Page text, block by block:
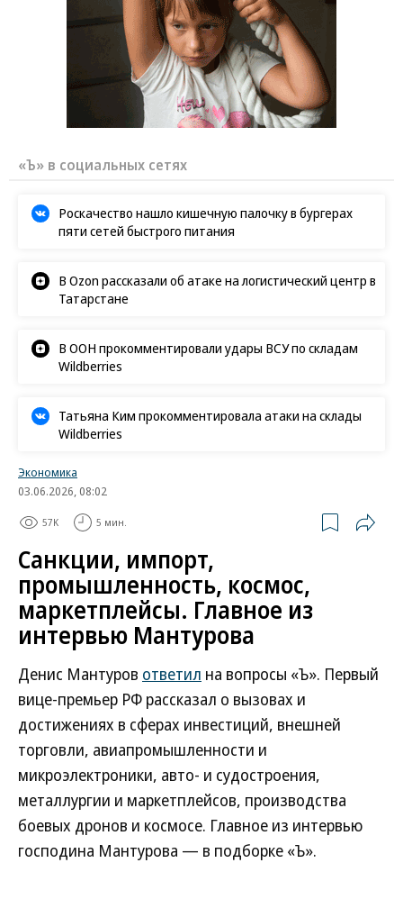
«Ъ» в социальных сетях
Роскачество нашло кишечную палочку в бургерах
пяти сетей быстрого питания
В Ozon рассказали об атаке на логистический центр в
Татарстане
В ООН прокомментировали удары ВСУ по складам
Wildberries
Татьяна Ким прокомментировала атаки на склады
Wildberries
Экономика
03.06.2026, 08:02
57K 5 мин.
Санкции, импорт,
промышленность, космос,
маркетплейсы. Главное из
интервью Мантурова
Денис Мантуров ответил на вопросы «Ъ». Первый
вице-премьер РФ рассказал о вызовах и
достижениях в сферах инвестиций, внешней
торговли, авиапромышленности и
микроэлектроники, авто- и судостроения,
металлургии и маркетплейсов, производства
боевых дронов и космосе. Главное из интервью
господина Мантурова — в подборке «Ъ».